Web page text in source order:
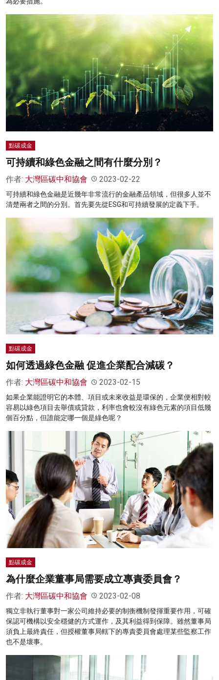
點碳成金
可持續和綠色金融之間有什麼分別？
作者: 大灣區碳中和協會 2023-02-22
可持續和綠色金融是近幾年非常流行的金融產品領域，但很多人並不
清楚兩者之間的分別。首先要先從ESG和可持續發展的定義下手。
點碳成金
如何透過綠色金融 促進企業配合減碳？
作者: 大灣區碳中和協會 2023-02-15
如果企業能證明它的本體、項目或未來收益是環保的，企業便相對較
容易以綠色項目去舉債或貸款，利率也會較沒有綠色元素的項目低幾
個百分點，但誰能定哪一個是綠色呢？
點碳成金
為什麼企業董事局需要成立專責委員會？
作者: 大灣區碳中和協會 2023-02-08
獨立非執行董事對一家公司維持必要的制衡機制發揮重要作用，可確
保認可機構以安全穩健的方式運作，及其利益得到保障。雖然董事局
須負上最終責任，但授權董事局轄下的專責委員會處理某些監察工作
也不是壞事。